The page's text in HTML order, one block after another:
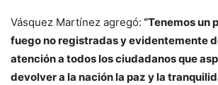
Vásquez Martínez agregó: “Tenemos un
fuego no registradas y evidentemente
atención a todos los ciudadanos que
devolver a la nación la paz y la